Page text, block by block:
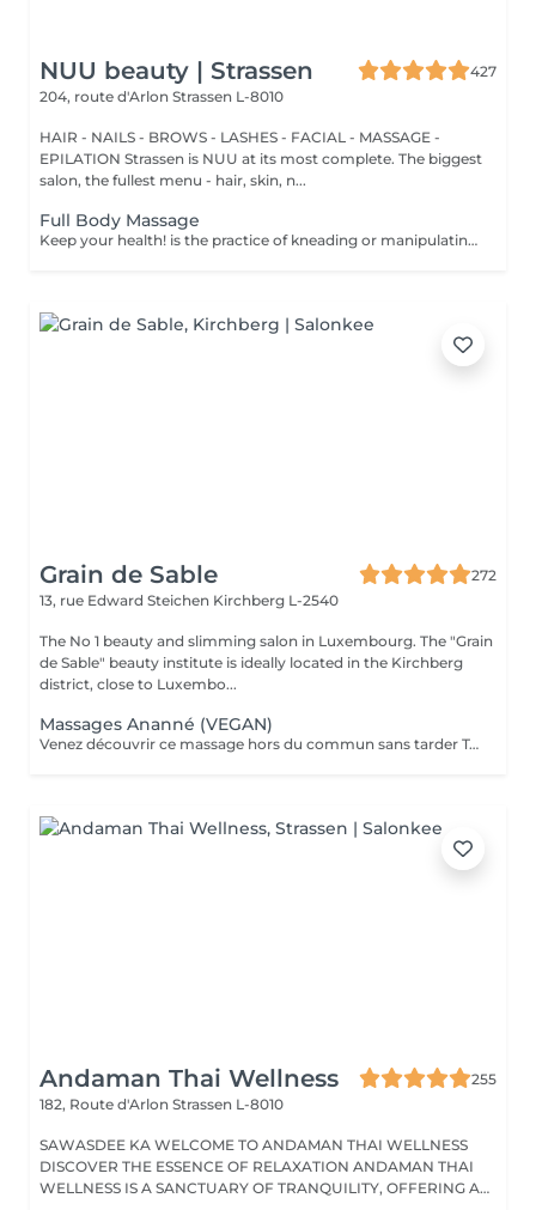
NUU beauty | Strassen
427
204, route d'Arlon Strassen L-8010
HAIR - NAILS - BROWS - LASHES - FACIAL - MASSAGE -
EPILATION Strassen is NUU at its most complete. The biggest
salon, the fullest menu - hair, skin, n...
Full Body Massage
Keep your health! is the practice of kneading or manipulating a person's muscles and other soft-tissue in order to reduce stress, reduce muscle pain, increase relaxation and improve the work of the immune system. Age restrictions: there are no age restrictions for this procedure. Post procedure recommendations: do not do sport and any sharp movements 2-3 hours after the procedure. Frequency: 1-2 times per week, 10 times in total. Repeat once in 3-6 months.
Grain de Sable
272
13, rue Edward Steichen Kirchberg L-2540
The No 1 beauty and slimming salon in Luxembourg. The "Grain
de Sable" beauty institute is ideally located in the Kirchberg
district, close to Luxembo...
Massages Ananné (VEGAN)
Venez découvrir ce massage hors du commun sans tarder Tout d'abord nous utilisons une huile végétale et pure puis nous massons l'ensemble du corps en alternant brosses et pierres. Relaxation assurée ! Le corps est détendu et tonifié.
Andaman Thai Wellness
255
182, Route d'Arlon Strassen L-8010
SAWASDEE KA WELCOME TO ANDAMAN THAI WELLNESS
DISCOVER THE ESSENCE OF RELAXATION ANDAMAN THAI
WELLNESS IS A SANCTUARY OF TRANQUILITY, OFFERING A